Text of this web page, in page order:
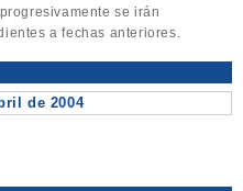
se irán
a fechas anteriores.
de 2004